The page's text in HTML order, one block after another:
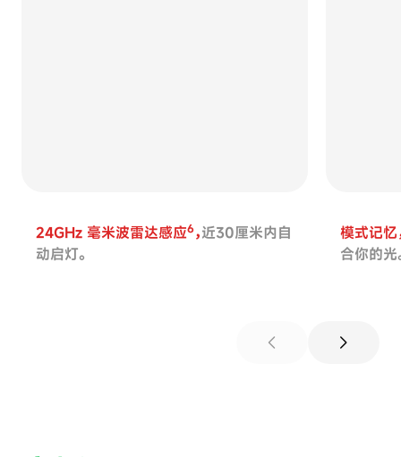
24GHz 毫米波雷达感应6，近30厘米内自
动启灯。
模式记忆
合你的光
chevron_left chevron_right